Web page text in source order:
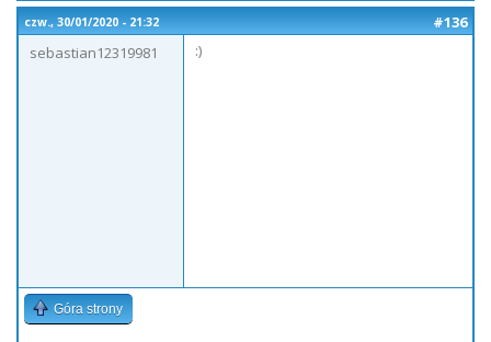
czw., 30/01/2020 - 21:32
#136
sebastian12319981
:)
Góra strony